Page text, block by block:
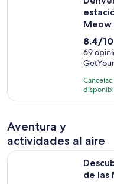
Meow
8.4
de
10
con
69
8.4/10
69
Aventura y
actividades al aire
de las
Descubre el Parque